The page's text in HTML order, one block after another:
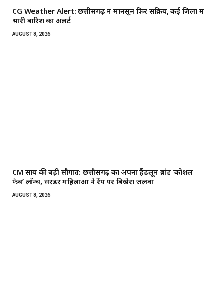
CG Weather Alert: छत्तीसगढ़ में मानसून फिर सक्रिय, कई जिलों में
भारी बारिश का अलर्ट
AUGUST 8, 2026
CM साय की बड़ी सौगात: छत्तीसगढ़ का अपना हैंडलूम ब्रांड ‘कोशल
फैब’ लॉन्च, सरेंडर महिलाओं ने रैंप पर बिखेरा जलवा
AUGUST 8, 2026